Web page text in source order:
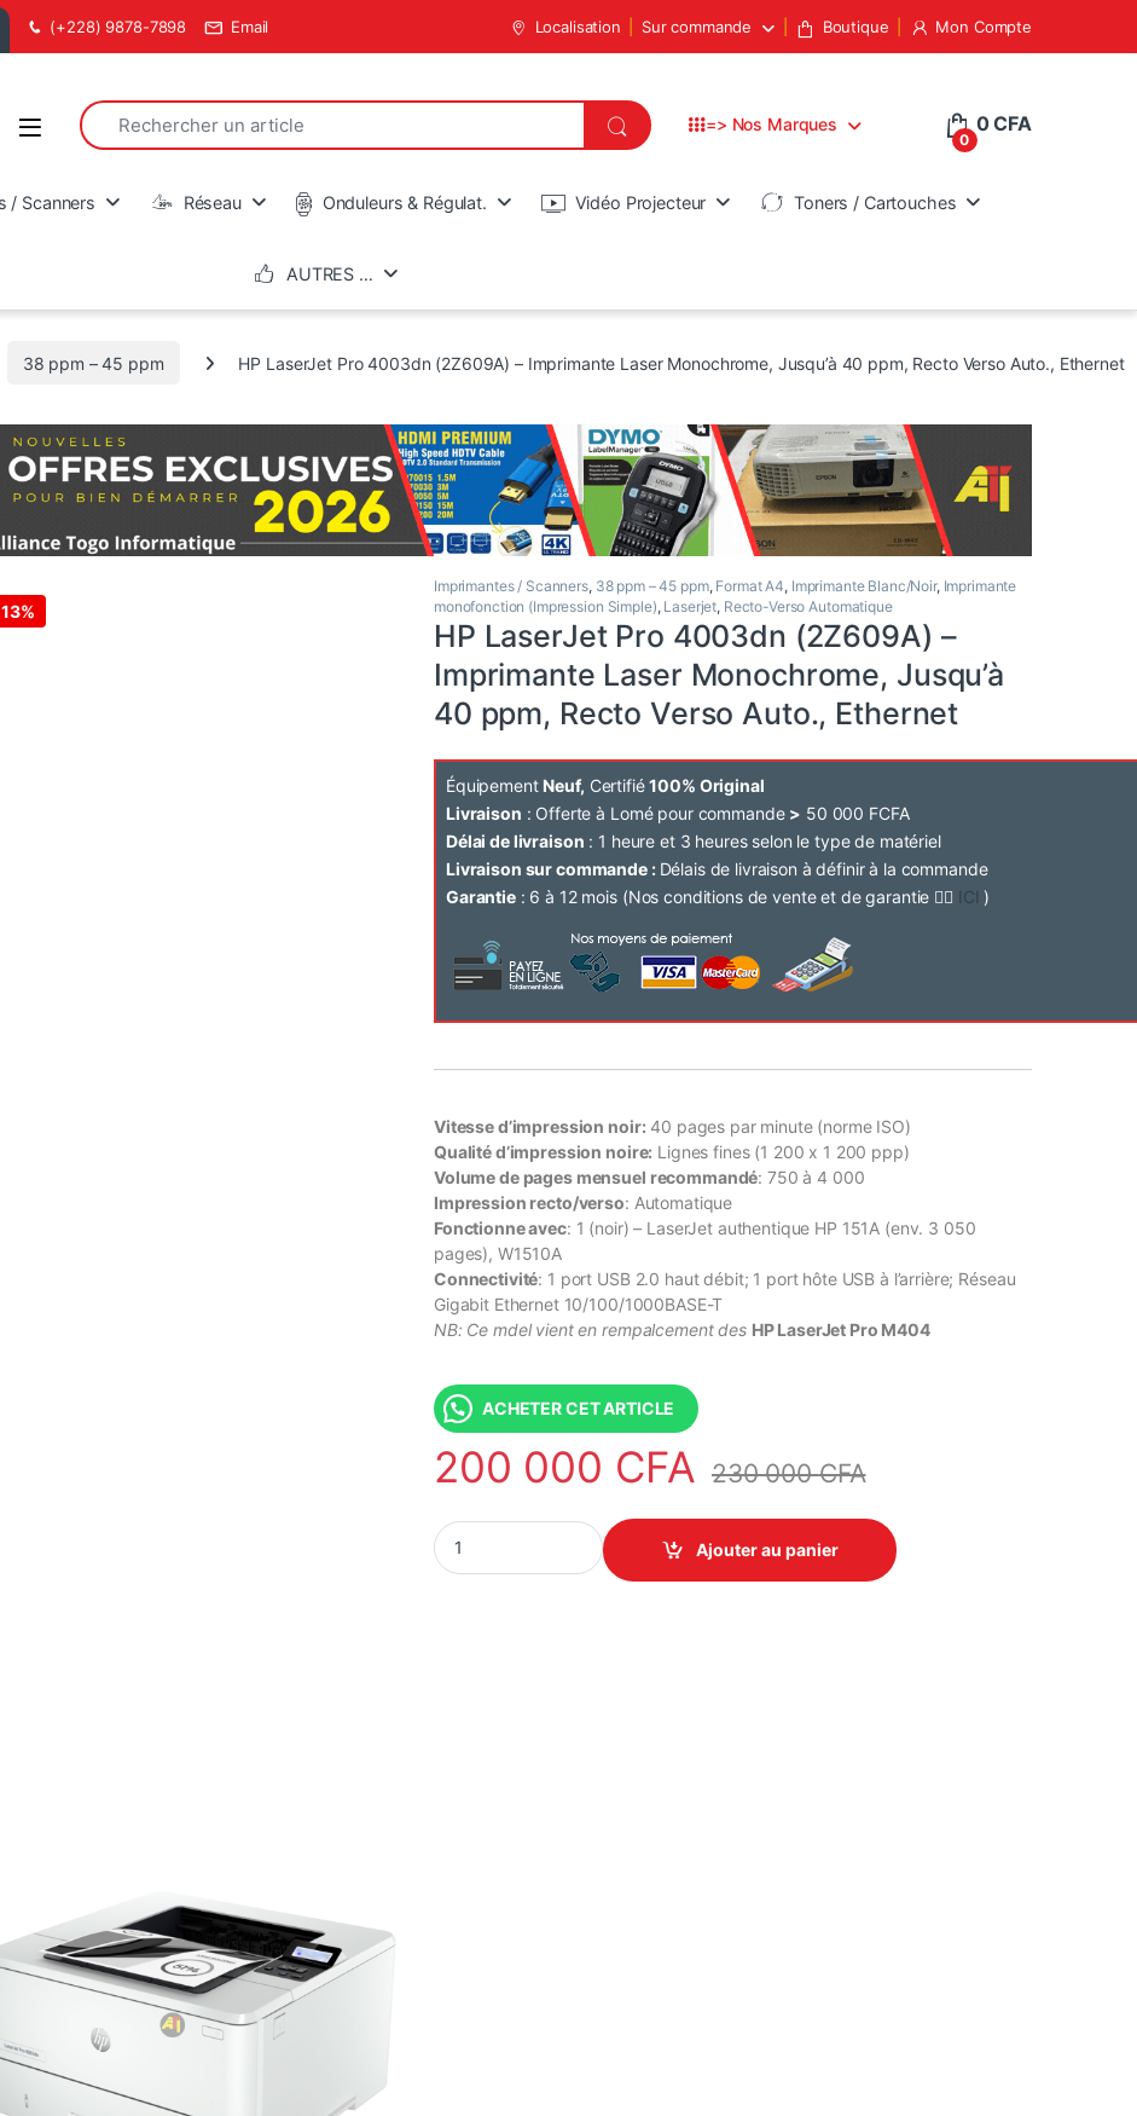
(+228) 9878-7898 Email Localisation Sur commande Boutique Mon Compte
Open
Search for:
=> Nos Marques
0
0CFA
/ Scanners Réseau Onduleurs & Régulat. Vidéo Projecteur Toners / Cartouches
AUTRES …
38 ppm – 45 ppm HP LaserJet Pro 4003dn (2Z609A) – Imprimante Laser Monochrome, Jusqu’à 40 ppm, Recto Verso Auto., Ethernet
13%
Imprimantes / Scanners, 38 ppm – 45 ppm, Format A4, Imprimante Blanc/Noir, Imprimante
monofonction (Impression Simple), Laserjet, Recto-Verso Automatique
HP LaserJet Pro 4003dn (2Z609A) –
Imprimante Laser Monochrome, Jusqu’à
40 ppm, Recto Verso Auto., Ethernet
Équipement Neuf, Certifié100% Original
Livraison : Offerte à Lomé pour commande > 50 000 FCFA
Délai de livraison : 1 heure et 3 heures selon le type de matériel
Livraison sur commande : Délais de livraison à définir à la commande
Garantie: 6 à 12 mois (Nos conditions de vente et de garantie 👉🏽 ICI )
Vitesse d’impression noir: 40 pages par minute (norme ISO)
Qualité d’impression noire: Lignes fines (1 200 x 1 200 ppp)
Volume de pages mensuel recommandé: 750 à 4 000
Impression recto/verso: Automatique
Fonctionne avec: 1 (noir) – LaserJet authentique HP 151A (env. 3 050
pages), W1510A
Connectivité: 1 port USB 2.0 haut débit; 1 port hôte USB à l’arrière; Réseau
Gigabit Ethernet 10/100/1000BASE-T
NB: Ce mdel vient en rempalcement des HP LaserJet Pro M404
ACHETER CET ARTICLE
200 000 CFA 230 000CFA
HP LaserJet Pro 4003dn (2Z609A) - Imprimante Laser Monochrome, Jusqu'à 40 ppm,
Ajouter au panier